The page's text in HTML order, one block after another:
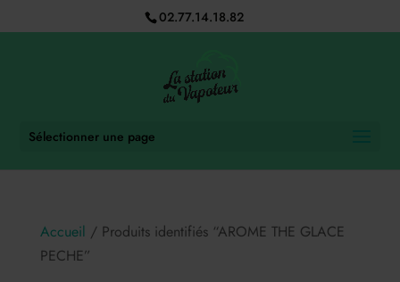
02.77.14.18.82
Sélectionner une page
Accueil / Produits identifiés “AROME THE GLACE
PECHE”